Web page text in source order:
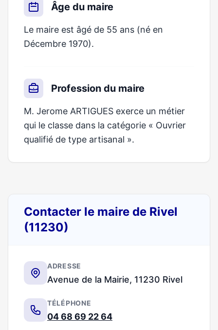
Âge du maire
Le maire est âgé de 55 ans (né en
Décembre 1970).
Profession du maire
M. Jerome ARTIGUES exerce un métier
qui le classe dans la catégorie « Ouvrier
qualifié de type artisanal ».
Contacter le maire de Rivel
(11230)
ADRESSE
Avenue de la Mairie, 11230 Rivel
TÉLÉPHONE
04 68 69 22 64